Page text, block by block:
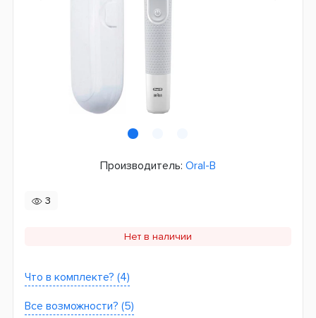
Производитель: Oral-B
3
Нет в наличии
Что в комплекте? (4)
Все возможности? (5)